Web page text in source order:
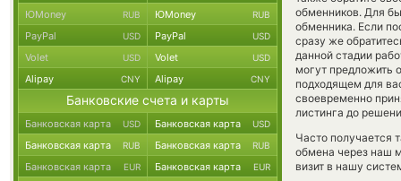
обменников. Для
обменника. Если
сразу же
данной стадии
могут предложить
подходящем для
своевременно
листинга до
Часто получается
обмена через наш
визит в нашу
ЮMoney RUB ЮMoney RUB
PayPal USD PayPal USD
Volet USD Volet USD
Alipay CNY Alipay CNY
Банковские счета и карты
Банковская карта USD Банковская карта USD
Банковская карта RUB Банковская карта RUB
Банковская карта EUR Банковская карта EUR